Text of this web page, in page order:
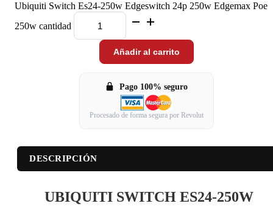
Ubiquiti Switch Es24-250w Edgeswitch 24p 250w Edgemax Poe
250w cantidad
Añadir al carrito
Pago 100% seguro
Procesado de forma segura por Revolut
DESCRIPCIÓN
UBIQUITI SWITCH ES24-250W